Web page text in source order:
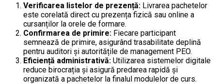
Verificarea listelor de prezență: Livrarea pachetelor
este corelată direct cu prezența fizică sau online a
cursanților la orele de formare.
Confirmarea de primire: Fiecare participant
semnează de primire, asigurând trasabilitate deplină
pentru auditori și autoritățile de management PEO.
Eficiență administrativă: Utilizarea sistemelor digitale
reduce birocrația și asigură predarea rapidă și
organizată a pachetelor la finalul modulelor de curs.